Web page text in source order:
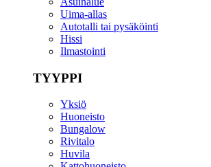
Uima-allas
Autotalli tai pysäköinti
Hissi
Ilmastointi
TYYPPI
Yksiö
Huoneisto
Bungalow
Rivitalo
Huvila